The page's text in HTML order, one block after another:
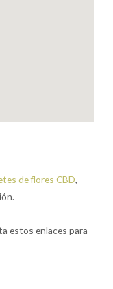
de flores CBD,
estos enlaces para